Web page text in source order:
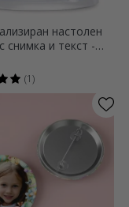
настолен
снимка и текст -
Великден
(1)